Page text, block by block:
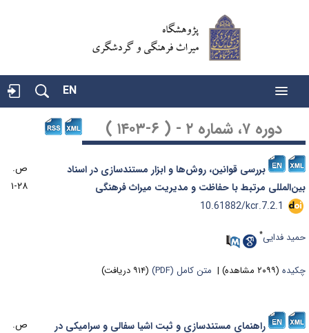
EN
دوره ۷، شماره ۲ - ( ۶-۱۴۰۳ )
بررسی قوانین، روش‌ها و ابزار مستندسازی در اسناد
مرتبط با حفاظت و مدیریت میراث فرهنگی
ص.
۲۸-۱
‎ 10.61882/kcr.7.2.1
فدایی
(۲۰۹۹ مشاهده) | متن کامل (PDF) (۹۱۴ دریافت)
راهنمای مستندسازی و ثبت اشیا سفالی و سرامیکی در
ص.